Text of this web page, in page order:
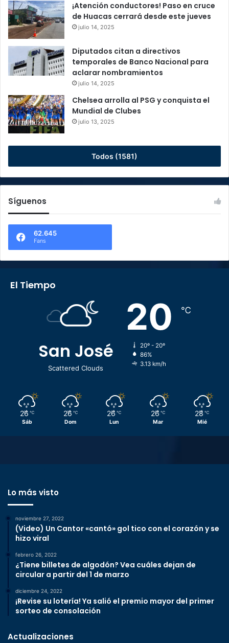
¡Atención conductores! Paso en cruce
de Huacas cerrará desde este jueves
julio 14, 2025
Diputados citan a directivos
temporales de Banco Nacional para
aclarar nombramientos
julio 14, 2025
Chelsea arrolla al PSG y conquista el
Mundial de Clubes
julio 13, 2025
Todos (1581)
Síguenos
62.645
Fans
El Tiempo
San José
Scattered Clouds
20 ℃
20º - 20º
86%
3.13 km/h
26 ℃
Sáb
26 ℃
Dom
26 ℃
Lun
26 ℃
Mar
28 ℃
Mié
Lo más visto
noviembre 27, 2022
(Video) Un Cantor «cantó» gol tico con el corazón y se
hizo viral
febrero 26, 2022
¿Tiene billetes de algodón? Vea cuáles dejan de
circular a partir del 1 de marzo
diciembre 24, 2022
¡Revise su lotería! Ya salió el premio mayor del primer
sorteo de consolación
Actualizaciones